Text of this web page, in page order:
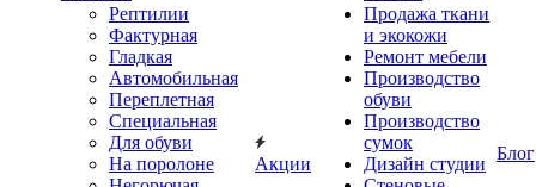
Рептилии
Фактурная
Гладкая
Автомобильная
Переплетная
Специальная
Для обуви
На поролоне
Акции
Продажа ткани
и экокожи
Ремонт мебели
Производство
обуви
Производство
сумок
Дизайн студии
Блог